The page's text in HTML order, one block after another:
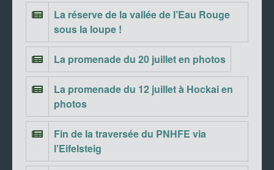
La réserve de la vallée de l’Eau Rouge
sous la loupe !
La promenade du 20 juillet en photos
La promenade du 12 juillet à Hockai en
photos
Fin de la traversée du PNHFE via
l’Eifelsteig